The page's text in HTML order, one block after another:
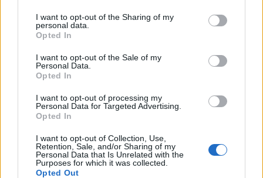
not limited to your visit or usage behaviour. You may click to
grant or deny consent to Google and its third-party tags to
use your data for below specified purposes in below Google
consent section.
I want to opt-out of the Sharing of my
personal data.
Opted In
I want to opt-out of the Sale of my
Personal Data.
Opted In
I want to opt-out of processing my
Personal Data for Targeted Advertising.
Opted In
I want to opt-out of Collection, Use,
Retention, Sale, and/or Sharing of my
Personal Data that Is Unrelated with the
Purposes for which it was collected.
Opted Out